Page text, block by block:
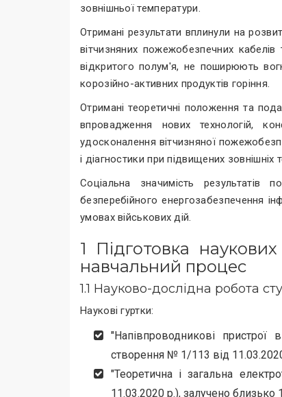
зовнішньої температури.
Отримані результати вплинули на
вітчизняних пожежобезпечних
відкритого полум'я, не поширюють
корозійно-активних продуктів горіння.
Отримані теоретичні положення та
впровадження нових технологій,
удосконалення вітчизняної
і діагностики при підвищених
Соціальна значимість результатів
безперебійного енергозабезпечення
умовах військових дій.
1 Підготовка
навчальний процес
1.1 Науково-дослідна робота
Наукові гуртки:
"Напівпроводникові
створення № 1/113 від
"Теоретична і загальна
11.03.2020 р.), залучено близько